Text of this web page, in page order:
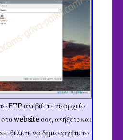
FTP ανεβάστε το αρχείο
website σας, ανήξετο και
θέλετε να δημιουργήτε το